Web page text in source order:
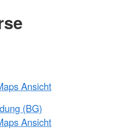
Ansicht
(BG)
Ansicht